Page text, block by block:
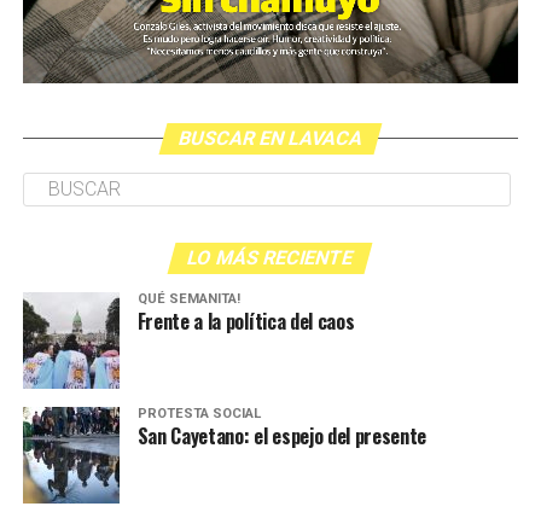
BUSCAR EN LAVACA
LO MÁS RECIENTE
QUÉ SEMANITA!
Frente a la política del caos
PROTESTA SOCIAL
San Cayetano: el espejo del presente